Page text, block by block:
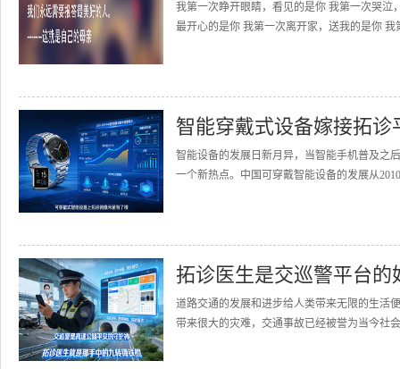
我第一次睁开眼睛，看见的是你 我第一次哭泣
最开心的是你 我第一次离开家，送我的是你
智能穿戴式设备嫁接拓
智能设备的发展日新月异，当智能手机普及之
一个新热点。中国可穿戴智能设备的发展从
拓诊医生是交巡警平台的
道路交通的发展和进步给人类带来无限的生活
带来很大的灾难，交通事故已经被誉为当今社